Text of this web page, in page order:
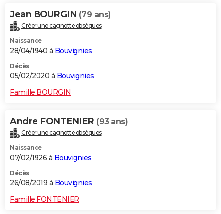
Jean BOURGIN (79 ans)
Créer une cagnotte obsèques
Naissance
28/04/1940 à Bouvignies
Décès
05/02/2020 à Bouvignies
Famille BOURGIN
Andre FONTENIER (93 ans)
Créer une cagnotte obsèques
Naissance
07/02/1926 à Bouvignies
Décès
26/08/2019 à Bouvignies
Famille FONTENIER